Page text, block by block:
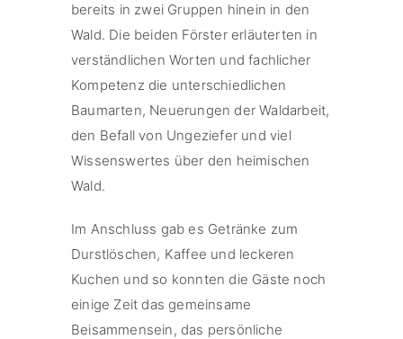
bereits in zwei Gruppen hinein in den
Wald. Die beiden Förster erläuterten in
verständlichen Worten und fachlicher
Kompetenz die unterschiedlichen
Baumarten, Neuerungen der Waldarbeit,
den Befall von Ungeziefer und viel
Wissenswertes über den heimischen
Wald.
Im Anschluss gab es Getränke zum
Durstlöschen, Kaffee und leckeren
Kuchen und so konnten die Gäste noch
einige Zeit das gemeinsame
Beisammensein, das persönliche